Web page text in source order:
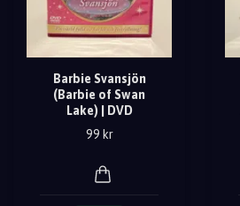
Barbie Svansjön
(Barbie of Swan
Lake) | DVD
99 kr